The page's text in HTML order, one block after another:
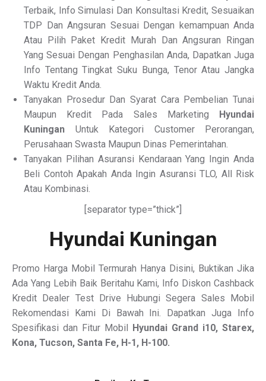
Terbaik, Info Simulasi Dan Konsultasi Kredit, Sesuaikan
TDP Dan Angsuran Sesuai Dengan kemampuan Anda
Atau Pilih Paket Kredit Murah Dan Angsuran Ringan
Yang Sesuai Dengan Penghasilan Anda, Dapatkan Juga
Info Tentang Tingkat Suku Bunga, Tenor Atau Jangka
Waktu Kredit Anda.
Tanyakan Prosedur Dan Syarat Cara Pembelian Tunai
Maupun Kredit Pada Sales Marketing Hyundai
Kuningan Untuk Kategori Customer Perorangan,
Perusahaan Swasta Maupun Dinas Pemerintahan.
Tanyakan Pilihan Asuransi Kendaraan Yang Ingin Anda
Beli Contoh Apakah Anda Ingin Asuransi TLO, All Risk
Atau Kombinasi.
[separator type=”thick”]
Hyundai Kuningan
Promo Harga Mobil Termurah Hanya Disini, Buktikan Jika
Ada Yang Lebih Baik Beritahu Kami, Info Diskon Cashback
Kredit Dealer Test Drive Hubungi Segera Sales Mobil
Rekomendasi Kami Di Bawah Ini. Dapatkan Juga Info
Spesifikasi dan Fitur Mobil Hyundai Grand i10, Starex,
Kona, Tucson, Santa Fe, H-1, H-100.